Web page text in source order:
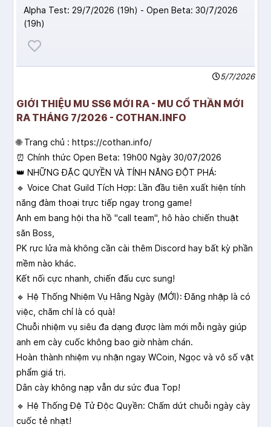
Alpha Test: 29/7/2026 (19h) - Open Beta: 30/7/2026
(19h)
5/7/2026
GIỚI THIỆU MU SS6 MỚI RA - MU CỔ THẦN MỚI
RA THÁNG 7/2026 - COTHAN.INFO
🌐 Trang chủ : https://cothan.info/
⏰ Chính thức Open Beta: 19h00 Ngày 30/07/2026
👑 NHỮNG ĐẶC QUYỀN VÀ TÍNH NĂNG ĐỘT PHÁ:
🔹 Voice Chat Guild Tích Hợp: Lần đầu tiên xuất hiện tính
năng đàm thoại trực tiếp ngay trong game!
Anh em bang hội tha hồ "call team", hô hào chiến thuật
săn Boss,
PK rực lửa mà không cần cài thêm Discord hay bất kỳ phần
mềm nào khác.
Kết nối cực nhanh, chiến đấu cực sung!
🔹 Hệ Thống Nhiệm Vụ Hằng Ngày (MỚI): Đăng nhập là có
việc, chăm chỉ là có quà!
Chuỗi nhiệm vụ siêu đa dạng được làm mới mỗi ngày giúp
anh em cày cuốc không bao giờ nhàm chán.
Hoàn thành nhiệm vụ nhận ngay WCoin, Ngọc và vô số vật
phẩm giá trị.
Dân cày không nạp vẫn dư sức đua Top!
🔹 Hệ Thống Đệ Tử Độc Quyền: Chấm dứt chuỗi ngày cày
cuốc tẻ nhạt!